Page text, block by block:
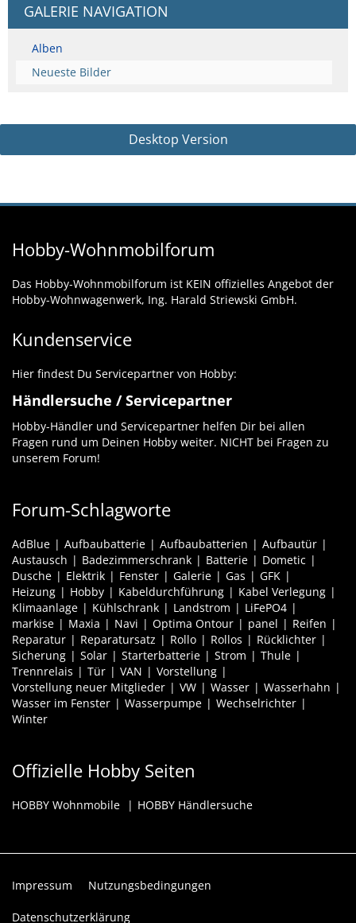
GALERIE NAVIGATION
Alben
Neueste Bilder
Desktop Version
Hobby-Wohnmobilforum
Das Hobby-Wohnmobilforum ist KEIN offizielles Angebot der
Hobby-Wohnwagenwerk, Ing. Harald Striewski GmbH.
Kundenservice
Hier findest Du Servicepartner von Hobby:
Händlersuche / Servicepartner
Hobby-Händler und Servicepartner helfen Dir bei allen
Fragen rund um Deinen Hobby weiter. NICHT bei Fragen zu
unserem Forum!
Forum-Schlagworte
AdBlue Aufbaubatterie Aufbaubatterien
Aufbautür
Austausch
Badezimmerschrank Batterie
Dometic
Dusche
Elektrik Fenster Galerie Gas
GFK
Heizung
Hobby Kabeldurchführung
Kabel Verlegung
Klimaanlage
Kühlschrank Landstrom
LiFePO4
markise
Maxia Navi Optima Ontour panel
Reifen
Reparatur
Reparatursatz Rollo Rollos
Rücklichter
Sicherung
Solar Starterbatterie Strom
Thule
Trennrelais
Tür VAN
Vorstellung
Vorstellung neuer Mitglieder
VW Wasser
Wasserhahn
Wasser im Fenster
Wasserpumpe
Wechselrichter
Winter
Offizielle Hobby Seiten
HOBBY Wohnmobile HOBBY Händlersuche
Impressum Nutzungsbedingungen
Datenschutzerklärung